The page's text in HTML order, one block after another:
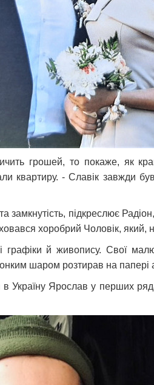
грошей, то покаже, як
квартиру. - Славік завжди
підкреслює
хоробрий Чоловік, який,
графіки й живопису. Свої
шаром розтирав на
в Україну Ярослав у перших